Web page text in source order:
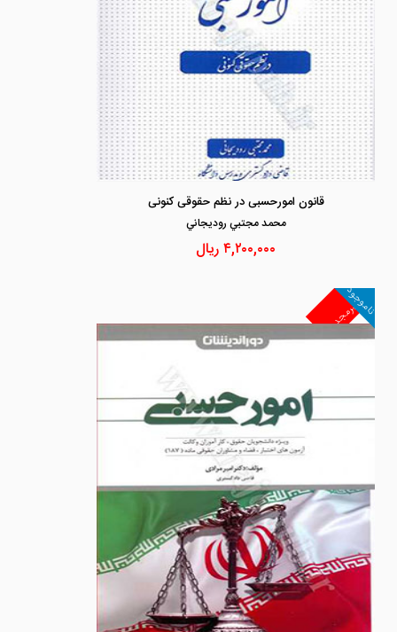
قانون امورحسبی در نظم حقوقی کنونی
محمد مجتبي روديجاني
۴,۲۰۰,۰۰۰ریال
غیرمجد
ناموجود